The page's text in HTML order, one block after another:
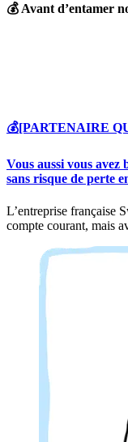
💰 Avant d’entamer
💰[PARTENAIRE
Vous aussi vous avez
sans risque de perte
L’entreprise française
compte courant, mais